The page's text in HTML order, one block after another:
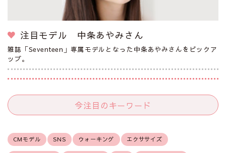
注目モデル 中条あやみさん
雑誌「Seventeen」専属モデルとなった中条あやみさんをピックア
ップ。
今注目のキーワード
CMモデル SNS ウォーキング エクササイズ